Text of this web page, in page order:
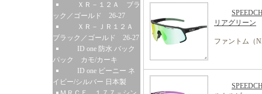
ＸＲ－１２Ａ ブラ
ック／ゴールド 26-27
ＸＲ－ＪＲ１２Ａ
ブラック／ゴールド 26-27
ID one 防水 バック
パック カモ/カーキ
ID one ビーニー ネ
イビー/シルバー 日本製
リアグリーン
ファントム（